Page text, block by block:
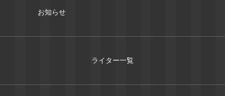
お知らせ
ライター一覧